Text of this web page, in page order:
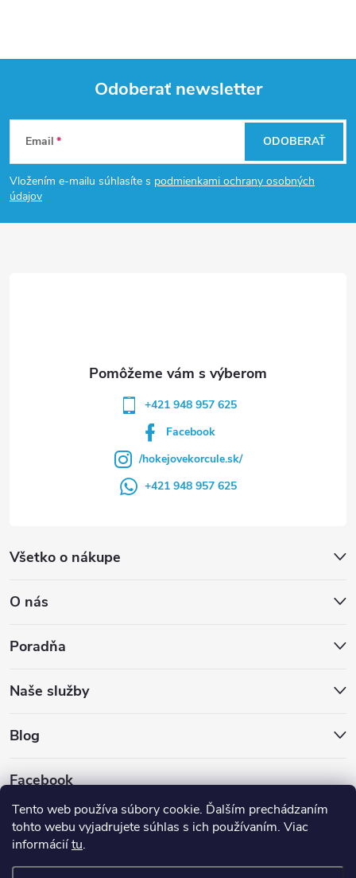
Tento web používa súbory cookie. Ďalším prechádzaním
tohto webu vyjadrujete súhlas s ich používaním. Viac
informáciítu.
Z
á
p
Odoberať newsletter
Email
Vložením e-mailu súhlasíte s podmienkami ochrany osobných
údajov
ODOBERAŤ
Všetko o nákupe
O nás
Poradňa
Naše služby
Blog
Facebook
+421 948 957 625
Facebook
/hokejovekorcule.sk/
+421 948 957 625